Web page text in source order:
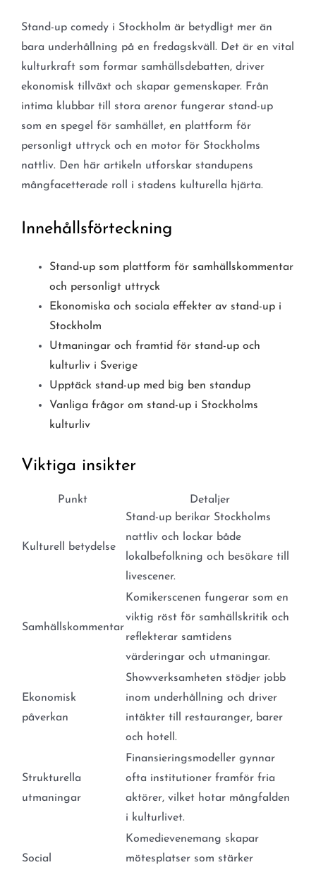
Stand-up comedy i Stockholm är betydligt mer än
bara underhållning på en fredagskväll. Det är en vital
kulturkraft som formar samhällsdebatten, driver
ekonomisk tillväxt och skapar gemenskaper. Från
intima klubbar till stora arenor fungerar stand-up
som en spegel för samhället, en plattform för
personligt uttryck och en motor för Stockholms
nattliv. Den här artikeln utforskar standupens
mångfacetterade roll i stadens kulturella hjärta.
Innehållsförteckning
Stand-up som plattform för samhällskommentar
och personligt uttryck
Ekonomiska och sociala effekter av stand-up i
Stockholm
Utmaningar och framtid för stand-up och
kulturliv i Sverige
Upptäck stand-up med big ben standup
Vanliga frågor om stand-up i Stockholms
kulturliv
Viktiga insikter
Punkt Detaljer
Kulturell betydelse
Stand-up berikar Stockholms
nattliv och lockar både
lokalbefolkning och besökare till
livescener.
Samhällskommentar
Komikerscenen fungerar som en
viktig röst för samhällskritik och
reflekterar samtidens
värderingar och utmaningar.
Ekonomisk
påverkan
Showverksamheten stödjer jobb
inom underhållning och driver
intäkter till restauranger, barer
och hotell.
Strukturella
utmaningar
Finansieringsmodeller gynnar
ofta institutioner framför fria
aktörer, vilket hotar mångfalden
i kulturlivet.
Social
Komedievenemang skapar
mötesplatser som stärker